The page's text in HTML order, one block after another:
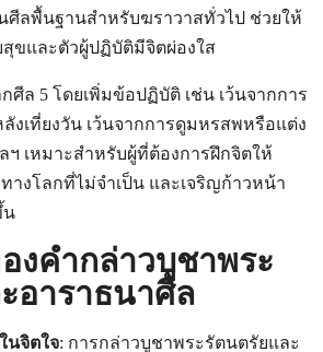
ศีลพื้นฐานสำหรับฆราวาสทั่วไป ช่วยให้
ขและตัวผู้ปฏิบัติมีจิตผ่องใส
กศีล 5 โดยเพิ่มข้อปฏิบัติ เช่น เว้นจากการ
งเที่ยงวัน เว้นจากการดูมหรสพหรือแต่ง
ฯ เหมาะสำหรับผู้ที่ต้องการฝึกจิตให้
างโลกที่ไม่จำเป็น และเจริญก้าวหน้า
น
งคํากล่าวบูชาพระ
อาราธนาศีล
นจิตใจ: การกล่าวบูชาพระรัตนตรัยและ